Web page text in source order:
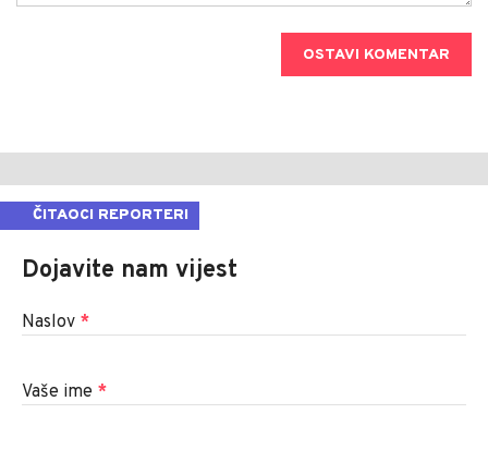
OSTAVI KOMENTAR
ČITAOCI REPORTERI
Dojavite nam vijest
Naslov *
Vaše ime *